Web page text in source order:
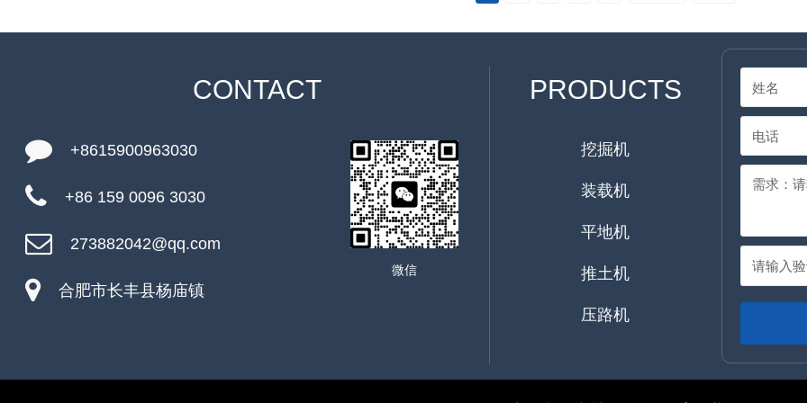
CONTACT
+8615900963030
+86 159 0096 3030
273882042@qq.com
合肥市长丰县杨庙镇
微信
PRODUCTS
挖掘机
装载机
平地机
推土机
压路机